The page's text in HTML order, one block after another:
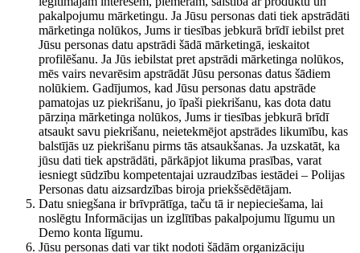
pakalpojumu mārketingu. Ja Jūsu personas dati tiek apstrādāti
mārketinga nolūkos, Jums ir tiesības jebkurā brīdī iebilst pret
Jūsu personas datu apstrādi šādā mārketingā, ieskaitot
profilēšanu. Ja Jūs iebilstat pret apstrādi mārketinga nolūkos,
mēs vairs nevarēsim apstrādāt Jūsu personas datus šādiem
nolūkiem. Gadījumos, kad Jūsu personas datu apstrāde
pamatojas uz piekrišanu, jo īpaši piekrišanu, kas dota datu
pārziņa mārketinga nolūkos, Jums ir tiesības jebkurā brīdī
atsaukt savu piekrišanu, neietekmējot apstrādes likumību, kas
balstījās uz piekrišanu pirms tās atsaukšanas. Ja uzskatāt, ka
jūsu dati tiek apstrādāti, pārkāpjot likuma prasības, varat
iesniegt sūdzību kompetentajai uzraudzības iestādei – Polijas
Personas datu aizsardzības biroja priekšsēdētājam.
Datu sniegšana ir brīvprātīga, taču tā ir nepieciešama, lai
noslēgtu Informācijas un izglītības pakalpojumu līgumu un
Demo konta līgumu.
Jūsu personas dati var tikt nodoti šādām organizāciju